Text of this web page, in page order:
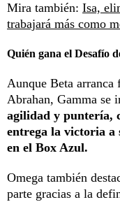
Mira también: Isa,
trabajará más como
Quién gana el Desafío
Aunque Beta arranca
Abrahan, Gamma se
agilidad y puntería,
entrega la victoria a
en el Box Azul.
Omega también
parte gracias a la